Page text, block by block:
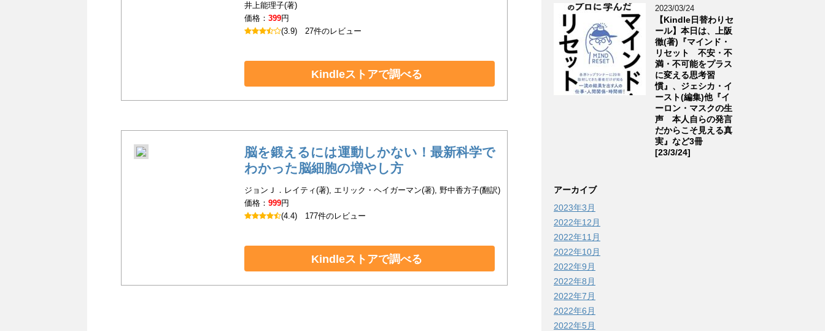
井上能理子(著)
価格：399円
(3.9)27件のレビュー
Kindleストアで調べる
脳を鍛えるには運動しかない！最新科学で
わかった脳細胞の増やし方
ジョンＪ．レイティ(著), エリック・ヘイガーマン(著), 野中香方子(翻訳)
価格：999円
(4.4) 177件のレビュー
Kindleストアで調べる
2023/03/24
【Kindle日替わりセ
ール】本日は、上阪
徹(著)『マインド・
リセット 不安・不
満・不可能をプラス
に変える思考習
慣』、ジェシカ・イ
ースト(編集)他『イ
ーロン・マスクの生
声 本人自らの発言
だからこそ見える真
実』など3冊
[23/3/24]
アーカイブ
2023年3月
2022年12月
2022年11月
2022年10月
2022年9月
2022年8月
2022年7月
2022年6月
2022年5月